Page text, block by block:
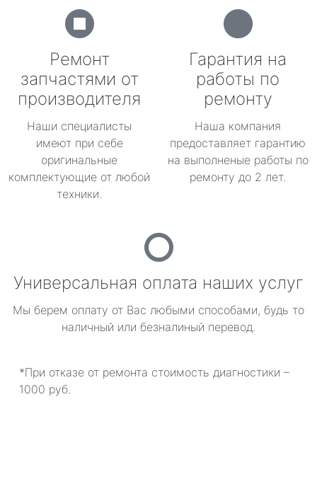
Ремонт
запчастями от
производителя
Наши специалисты
имеют при себе
оригинальные
комплектующие от любой
техники.
Гарантия на
работы по
ремонту
Наша компания
предоставляет гарантию
на выполненые работы по
ремонту до 2 лет.
Универсальная оплата наших услуг
Мы берем оплату от Вас любыми способами, будь то
наличный или безналиный перевод.
*При отказе от ремонта стоимость диагностики –
1000 руб.